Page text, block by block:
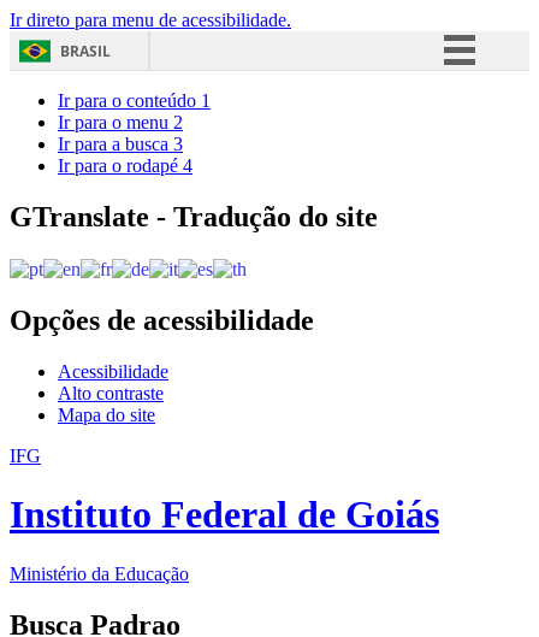
Ir direto para menu de acessibilidade.
BRASIL
Acesso à informação
Ir para o conteúdo 1
Ir para o menu 2
Ir para a busca 3
Ir para o rodapé 4
GTranslate - Tradução do site
Opções de acessibilidade
Acessibilidade
Alto contraste
Mapa do site
IFG
Instituto Federal de Goiás
Ministério da Educação
Busca Padrao